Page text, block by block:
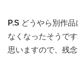
P.S どうやら別作
なくなったそうで
思いますので、残